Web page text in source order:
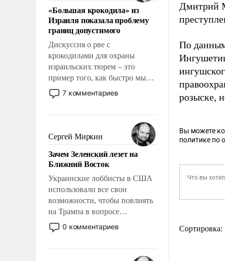
«Большая крокодила» из
Израиля показала проблему
границ допустимого
Дискуссия о рве с
крокодилами для охраны
израильских тюрем – это
пример того, как быстро мы
двигаемся по пути
революционных изменений.
псевдонаучной фантастики,
стало всерьез обсуждаемой
идеей.
7 комментариев
Сергей Миркин
Зачем Зеленский лезет на
Ближний Восток
Украинские лоббисты в США
использовали все свои
возможности, чтобы повлиять
на Трампа в вопросе
предоставления вооружений
своим нанимателям. Вероятно,
консультирует Киев, пришла в
0 комментариев
Дмитрий
По
розыске,
Вы можете
политике по
Сортировка: